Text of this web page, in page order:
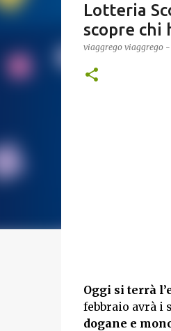
Lotteria
scopre chi
viaggrego viaggrego -
Oggi si terrà
febbraio avrà i
dogane e